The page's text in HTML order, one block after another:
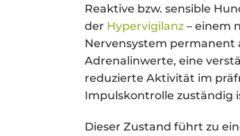
Reaktive bzw. sensible
der Hypervigilanz – einem
Nervensystem permanent
Adrenalinwerte, eine
reduzierte Aktivität im
Impulskontrolle zuständig
Dieser Zustand führt zu